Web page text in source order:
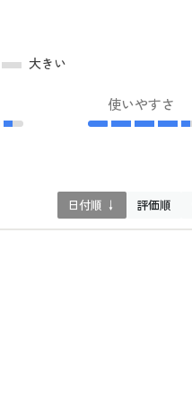
大きい
使いやすさ
日付順 ↓ 評価順